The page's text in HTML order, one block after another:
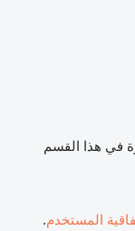
في هذا القسم
المستخدم.